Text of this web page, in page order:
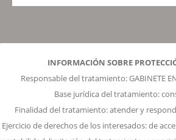
INFORMACIÓN SOBRE
Responsable del tratamiento: GABINETE
Base jurídica del tratamiento:
Finalidad del tratamiento: atender y
Ejercicio de derechos de los interesados: de